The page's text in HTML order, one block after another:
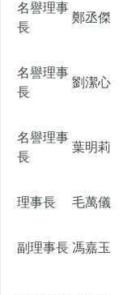
名譽理事
長
鄭丞傑
名譽理事
長
劉潔心
名譽理事
長
葉明莉
理事長 毛萬儀
副理事長 馮嘉玉